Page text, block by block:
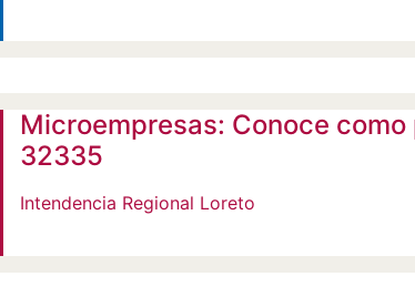
Microempresas: Conoce
32335
Intendencia Regional Loreto